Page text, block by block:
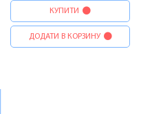
КУПИТИ
ДОДАТИ В КОРЗИНУ